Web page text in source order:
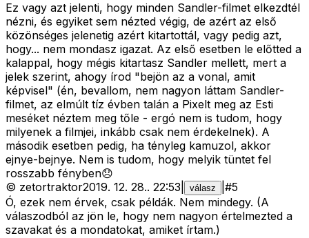
Ez vagy azt jelenti, hogy minden Sandler-filmet elkezdtél
nézni, és egyiket sem nézted végig, de azért az első
közönséges jelenetig azért kitartottál, vagy pedig azt,
hogy... nem mondasz igazat. Az első esetben le előtted a
kalappal, hogy mégis kitartasz Sandler mellett, mert a
jelek szerint, ahogy írod "bejön az a vonal, amit
képvisel" (én, bevallom, nem nagyon láttam Sandler-
filmet, az elmúlt tíz évben talán a Pixelt meg az Esti
meséket néztem meg tőle - ergó nem is tudom, hogy
milyenek a filmjei, inkább csak nem érdekelnek). A
második esetben pedig, ha tényleg kamuzol, akkor
ejnye-bejnye. Nem is tudom, hogy melyik tüntet fel
rosszabb fényben😞
© zetortraktor2019. 12. 28.. 22:53 válasz #5
Ó, ezek nem érvek, csak példák. Nem mindegy. (A
válaszodból az jön le, hogy nem nagyon értelmezted a
szavakat és a mondatokat, amiket írtam.)